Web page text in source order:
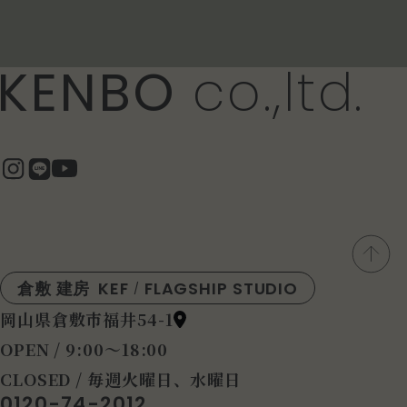
co.,ltd.
倉敷 建房 KEF / FLAGSHIP STUDIO
岡山県倉敷市福井54-1
OPEN / 9:00〜18:00
CLOSED / 毎週火曜日、水曜日